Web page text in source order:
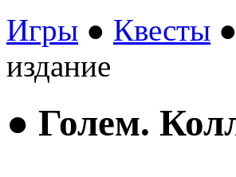
Игры ● Квесты
издание
● Голем.